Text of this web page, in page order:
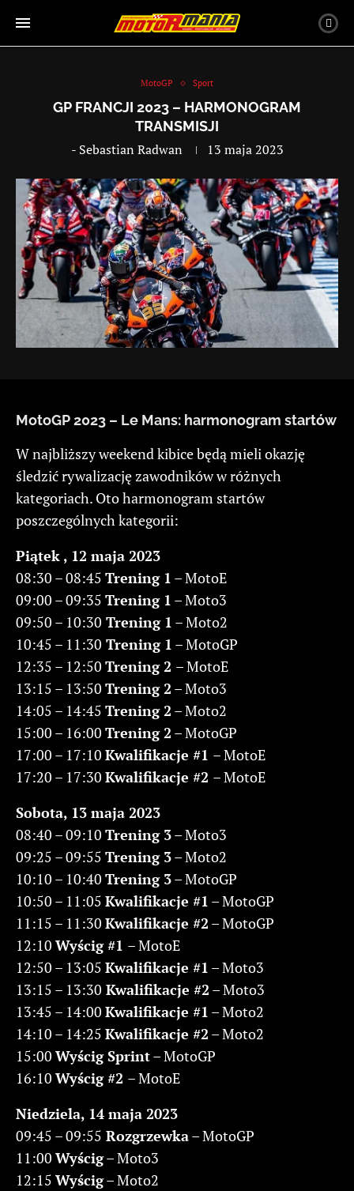
MotoGP Sport
GP FRANCJI 2023 – HARMONOGRAM
TRANSMISJI
- Sebastian Radwan 13 maja 2023
MotoGP 2023 – Le Mans: harmonogram startów
W najbliższy weekend kibice będą mieli okazję
śledzić rywalizację zawodników w różnych
kategoriach. Oto harmonogram startów
poszczególnych kategorii:
Piątek , 12 maja 2023
08:30 – 08:45 Trening 1 – MotoE
09:00 – 09:35 Trening 1 – Moto3
09:50 – 10:30 Trening 1 – Moto2
10:45 – 11:30 Trening 1 – MotoGP
12:35 – 12:50 Trening 2 – MotoE
13:15 – 13:50 Trening 2 – Moto3
14:05 – 14:45 Trening 2 – Moto2
15:00 – 16:00 Trening 2 – MotoGP
17:00 – 17:10 Kwalifikacje #1 – MotoE
17:20 – 17:30 Kwalifikacje #2 – MotoE
Sobota, 13 maja 2023
08:40 – 09:10 Trening 3– Moto3
09:25 – 09:55 Trening 3– Moto2
10:10 – 10:40 Trening 3– MotoGP
10:50 – 11:05 Kwalifikacje #1 – MotoGP
11:15 – 11:30 Kwalifikacje #2 – MotoGP
12:10 Wyścig #1 – MotoE
12:50 – 13:05 Kwalifikacje #1 – Moto3
13:15 – 13:30 Kwalifikacje #2 – Moto3
13:45 – 14:00 Kwalifikacje #1 – Moto2
14:10 – 14:25 Kwalifikacje #2 – Moto2
15:00 Wyścig Sprint– MotoGP
16:10 Wyścig #2 – MotoE
Niedziela, 14 maja 2023
09:45 – 09:55 Rozgrzewka– MotoGP
11:00 Wyścig– Moto3
12:15 Wyścig– Moto2